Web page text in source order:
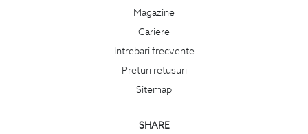
Magazine
Cariere
Intrebari frecvente
Preturi retusuri
Sitemap
SHARE